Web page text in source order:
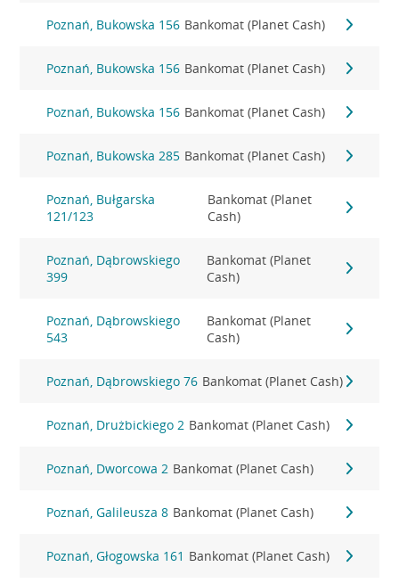
Poznań, Bukowska 156 Bankomat (Planet Cash)
Poznań, Bukowska 156 Bankomat (Planet Cash)
Poznań, Bukowska 156 Bankomat (Planet Cash)
Poznań, Bukowska 285 Bankomat (Planet Cash)
Poznań, Bułgarska
121/123
Bankomat (Planet
Cash)
Poznań, Dąbrowskiego
399
Bankomat (Planet
Cash)
Poznań, Dąbrowskiego
543
Bankomat (Planet
Cash)
Poznań, Dąbrowskiego 76 Bankomat (Planet Cash)
Poznań, Drużbickiego 2 Bankomat (Planet Cash)
Poznań, Dworcowa 2 Bankomat (Planet Cash)
Poznań, Galileusza 8 Bankomat (Planet Cash)
Poznań, Głogowska 161 Bankomat (Planet Cash)